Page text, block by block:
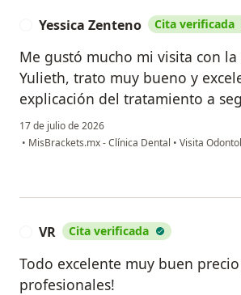
Yessica Zenteno Cita verificada
Me gustó mucho mi visita con
Yulieth, trato muy bueno y
explicación del tratamiento a
17 de julio de 2026
• MisBrackets.mx - Clínica Dental • Visita
VR Cita verificada
Todo excelente muy buen
profesionales!